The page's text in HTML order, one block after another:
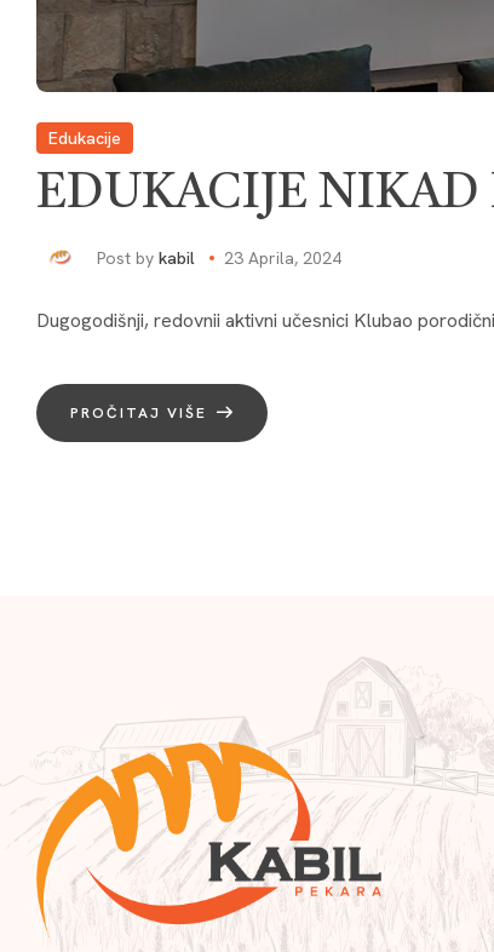
Edukacije
EDUKACIJE NIKAD
23 Aprila, 2024
Post by kabil
Dugogodišnji, redovnii aktivni učesnici Klubao
PROČITAJ VIŠE